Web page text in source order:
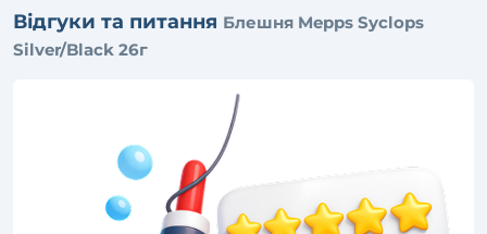
Відгуки та питання Блешня Mepps Syclops
Silver/Black 26г